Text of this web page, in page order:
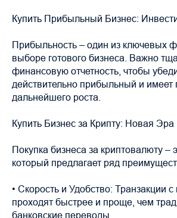
Купить Прибыльный Бизнес:
Прибыльность – один из ключевых
выборе готового бизнеса. Важно
финансовую отчетность, чтобы
действительно прибыльный и имеет
дальнейшего роста.
Купить Бизнес за Крипту: Новая
Покупка бизнеса за криптовалюту –
который предлагает ряд
• Скорость и Удобство: Транзакции
проходят быстрее и проще, чем
банковские переводы.